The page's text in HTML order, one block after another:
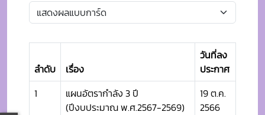
ลำดับ เรื่อง
วันที่ลง
ประกาศ
1
แผนอัตรากำลัง 3 ปี
(ปีงบประมาณ พ.ศ.2567-2569)
19 ต.ค.
2566